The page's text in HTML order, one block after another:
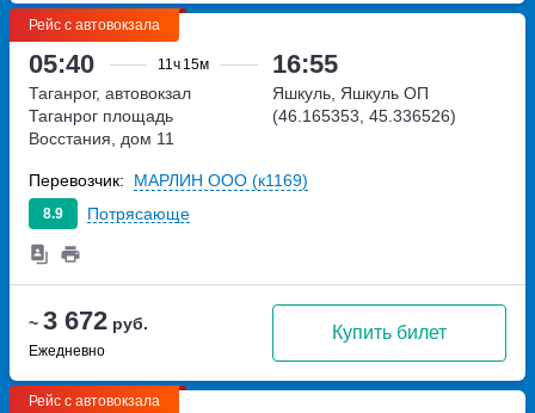
Рейс с автовокзала
05:40 11ч 15м 16:55
~ 3 672 руб.
Ежедневно
Купить билет
Таганрог, автовокзал
Таганрог площадь
Восстания, дом 11
Яшкуль, Яшкуль ОП
(46.165353, 45.336526)
8.9 Потрясающе
Перевозчик: МАРЛИН ООО (к1169)
Рейс с автовокзала